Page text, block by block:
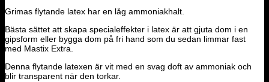
Grimas flytande latex har en låg ammoniakhalt.
Bästa sättet att skapa specialeffekter i latex är att gjuta dom i en
gipsform eller bygga dom på fri hand som du sedan limmar fast
med Mastix Extra.
Denna flytande latexen är vit med en svag doft av ammoniak och
blir transparent när den torkar.